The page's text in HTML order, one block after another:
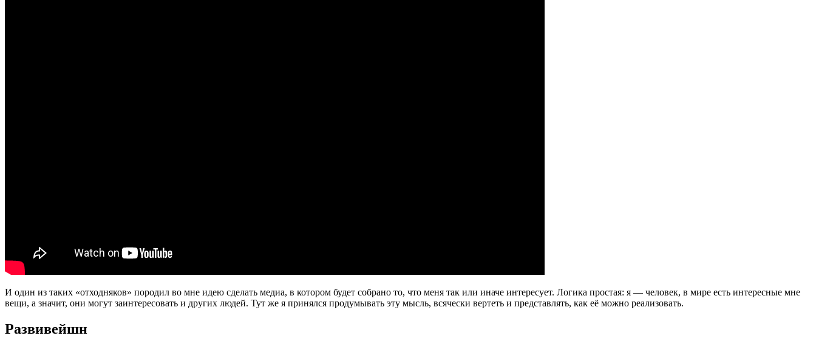
И один из таких «отходняков» породил во мне идею сделать медиа, в котором будет собрано то, что меня так или иначе интересует. Логика простая: я — человек, в мире есть интересные мне
вещи, а значит, они могут заинтересовать и других людей. Тут же я принялся продумывать эту мысль, всячески вертеть и представлять, как её можно реализовать.
Развивейшн